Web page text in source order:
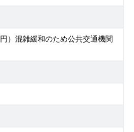
）混雑緩和のため公共交通機関